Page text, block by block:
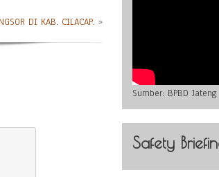
DI KAB. CILACAP. »
Sumber: BPBD Jateng
Safety